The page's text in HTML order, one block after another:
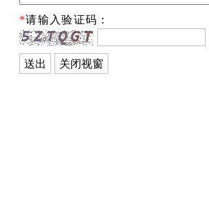
*请输入验证码：